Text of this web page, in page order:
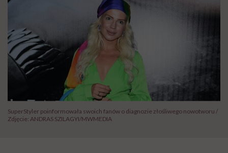
SuperStyler poinformowała swoich fanów o diagnozie złośliwego nowotworu /
Zdjęcie: ANDRAS SZILAGYI/MWMEDIA